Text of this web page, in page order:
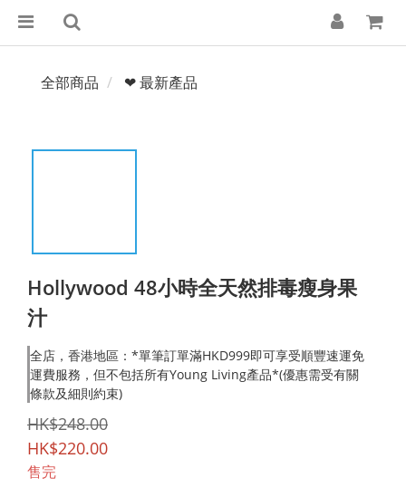
全部商品 ❤ 最新產品
Hollywood 48小時全天然排毒瘦身果
汁
全店，香港地區：*單筆訂單滿HKD999即可享受順豐速運免
運費服務，但不包括所有Young Living產品*(優惠需受有關
條款及細則約束)
HK$248.00
HK$220.00
售完